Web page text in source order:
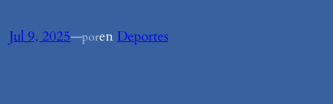
Jul 9, 2025—poren Deportes